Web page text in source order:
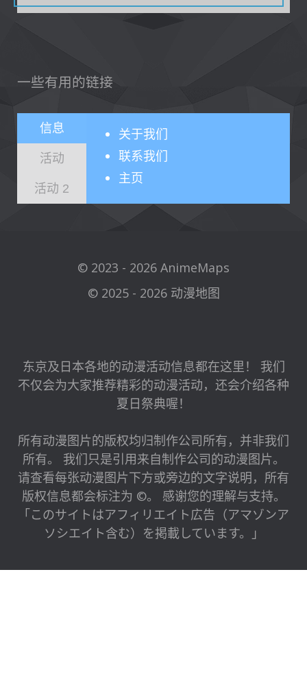
一些有用的链接
信息
活动
活动 2
关于我们
联系我们
主页
© 2023 - 2026 AnimeMaps
© 2025 - 2026 动漫地图
东京及日本各地的动漫活动信息都在这里！ 我们
不仅会为大家推荐精彩的动漫活动，还会介绍各种
夏日祭典喔！
所有动漫图片的版权均归制作公司所有，并非我们
所有。 我们只是引用来自制作公司的动漫图片。
请查看每张动漫图片下方或旁边的文字说明，所有
版权信息都会标注为 ©。 感谢您的理解与支持。
「このサイトはアフィリエイト広告（アマゾンア
ソシエイト含む）を掲載しています。」